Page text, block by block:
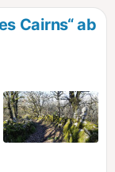
Cairns“ ab